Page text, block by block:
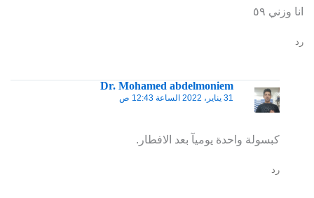
انا وزني ٥٩
رد
Dr. Mohamed abdelmoniem
31 يناير، 2022 الساعة 12:43 ص
كبسولة واحدة يوميآ بعد الافطار.
رد